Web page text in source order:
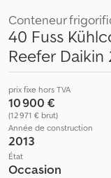
Conteneur
40 Fuss
Reefer Daikin
prix fixe hors TVA
10 900 €
(12 971 € brut)
Année de construction
2013
État
Occasion